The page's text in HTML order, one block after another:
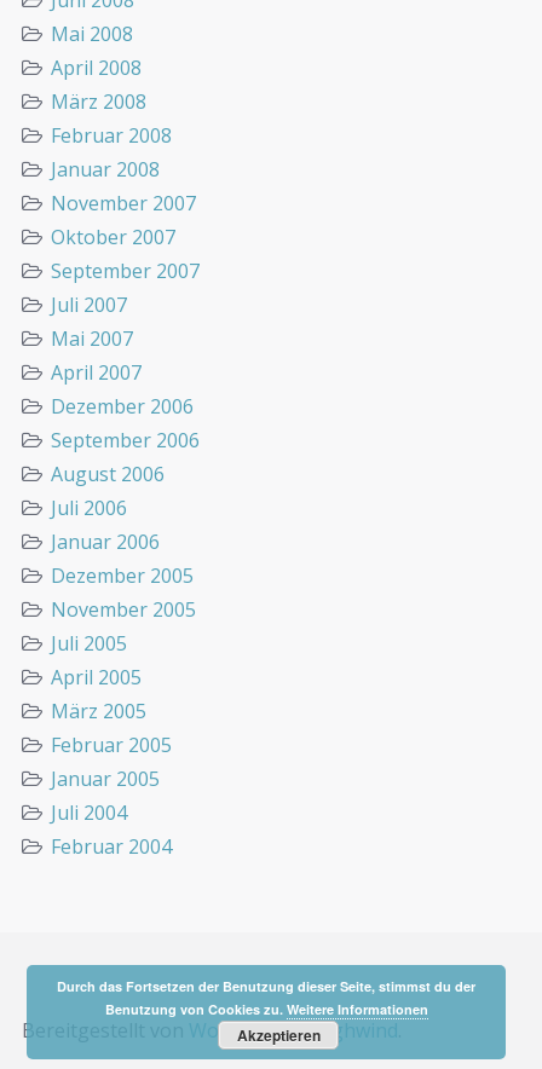
Mai 2008
April 2008
März 2008
Februar 2008
Januar 2008
November 2007
Oktober 2007
September 2007
Juli 2007
Mai 2007
April 2007
Dezember 2006
September 2006
August 2006
Juli 2006
Januar 2006
Dezember 2005
November 2005
Juli 2005
April 2005
März 2005
Februar 2005
Januar 2005
Juli 2004
Februar 2004
Bereitgestellt von WordPress&Highwind
Durch das Fortsetzen der Benutzung dieser Seite, stimmst du der
Benutzung von Cookies zu. Weitere Informationen
Akzeptieren